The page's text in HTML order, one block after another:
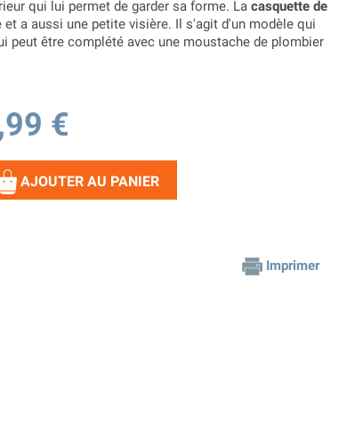
qui lui permet de garder sa forme. La casquette de
et a aussi une petite visière. Il s'agit d'un modèle qui
peut être complété avec une moustache de plombier
€
AJOUTER AU PANIER
Imprimer